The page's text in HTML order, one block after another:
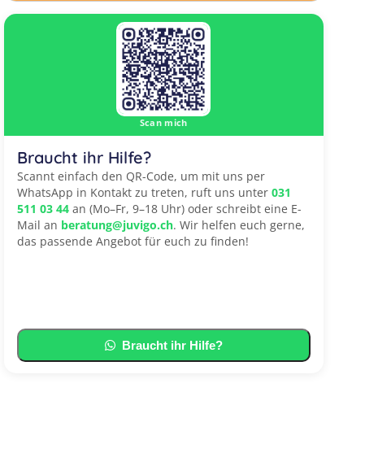
Scan mich
Braucht ihr Hilfe?
Scannt einfach den QR-Code, um mit uns per
WhatsApp in Kontakt zu treten, ruft uns unter 031
511 03 44an (Mo–Fr, 9–18 Uhr) oder schreibt eine E-
Mail an beratung@juvigo.ch. Wir helfen euch gerne,
das passende Angebot für euch zu finden!
Braucht ihr Hilfe?